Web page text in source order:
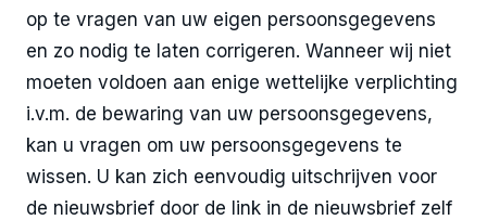
op te vragen van uw eigen persoonsgegevens
en zo nodig te laten corrigeren. Wanneer wij niet
moeten voldoen aan enige wettelijke verplichting
i.v.m. de bewaring van uw persoonsgegevens,
kan u vragen om uw persoonsgegevens te
wissen. U kan zich eenvoudig uitschrijven voor
de nieuwsbrief door de link in de nieuwsbrief zelf